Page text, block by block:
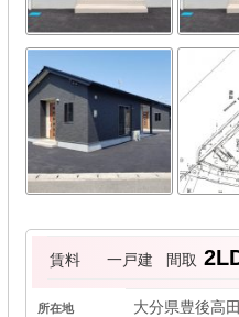
賃料 一戸建 間取
所在地 大分県豊後高